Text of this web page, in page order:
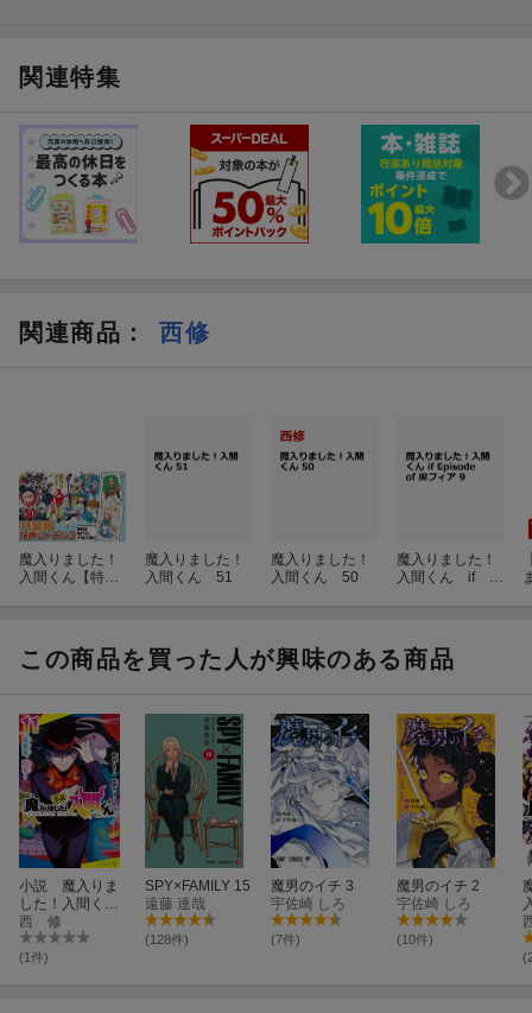
関連特集
関連商品 ： 西修
魔入りました！
入間くん【特装
魔入りました！
入間くん 51
魔入りました！
入間くん 50
魔入りました！
入間くん if E
この商品を買った人が興味のある商品
小説 魔入りま
した！入間くん
（11）
西 修
(1件)
SPY×FAMILY 15
遠藤 達哉
(128件)
魔男のイチ 3
宇佐崎 しろ
(7件)
魔男のイチ 2
宇佐崎 しろ
(10件)